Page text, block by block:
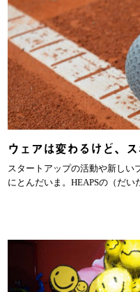
ウェアは変わるけど、
スタートアップの活動や新しい
にとんだいま。HEAPSの（だい